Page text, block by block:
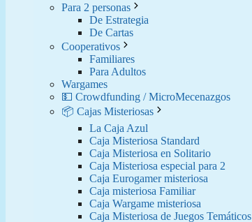
Para 2 personas
De Estrategia
De Cartas
Cooperativos
Familiares
Para Adultos
Wargames
💵 Crowdfunding / MicroMecenazgos
📦 Cajas Misteriosas
La Caja Azul
Caja Misteriosa Standard
Caja Misteriosa en Solitario
Caja Misteriosa especial para 2
Caja Eurogamer misteriosa
Caja misteriosa Familiar
Caja Wargame misteriosa
Caja Misteriosa de Juegos Temáticos